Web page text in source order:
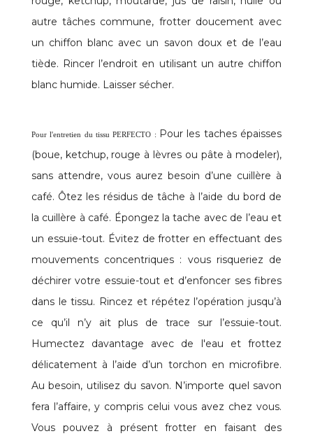
autre tâches commune, frotter doucement avec
un chiffon blanc avec un savon doux et de l’eau
tiède. Rincer l’endroit en utilisant un autre chiffon
blanc humide. Laisser sécher.
Pour l'entretien du tissu PERFECTO : Pour les taches épaisses
(boue, ketchup, rouge à lèvres ou pâte à modeler),
sans attendre, vous aurez besoin d’une cuillère à
café. Ôtez les résidus de tâche à l’aide du bord de
la cuillère à café. Épongez la tache avec de l’eau et
un essuie-tout. Évitez de frotter en effectuant des
mouvements concentriques : vous risqueriez de
déchirer votre essuie-tout et d’enfoncer ses fibres
dans le tissu. Rincez et répétez l’opération jusqu’à
ce qu’il n’y ait plus de trace sur l’essuie-tout.
Humectez davantage avec de l'eau et frottez
délicatement à l’aide d’un torchon en microfibre.
Au besoin, utilisez du savon. N’importe quel savon
fera l’affaire, y compris celui vous avez chez vous.
Vous pouvez à présent frotter en faisant des